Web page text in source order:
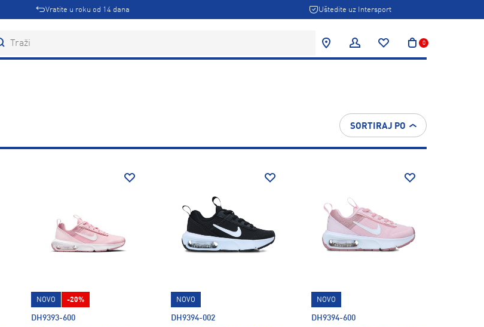
Vratite u roku od 14 dana Uštedite uz Intersport
0
SORTIRAJ PO
DH9393-600
NOVO -20%
DH9394-002
NOVO
DH9394-600
NOVO